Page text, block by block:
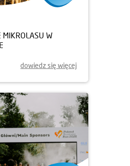
MIKROLASU W
dowiedz się więcej